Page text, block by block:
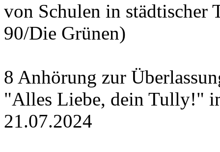
von Schulen in städtischer
90/Die Grünen)
8 Anhörung zur
"Alles Liebe, dein Tully!"
21.07.2024